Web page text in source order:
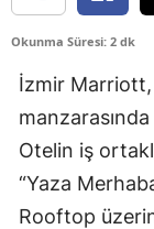
Okunma Süresi: 2 dk
İzmir Marriott,
Otelin iş
“Yaza
Rooftop